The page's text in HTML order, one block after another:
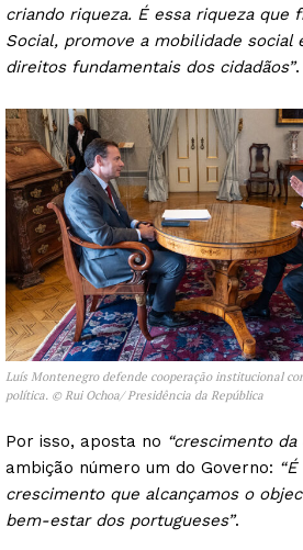
criando riqueza. É essa riqueza que
Social, promove a mobilidade social
direitos fundamentais dos cidadãos”.
Luís Montenegro defende cooperação institucional
política. © Rui Ochoa/ Presidência da República
Por isso, aposta no “crescimento da
ambição número um do Governo:
crescimento que alcançamos o
bem-estar dos portugueses”.